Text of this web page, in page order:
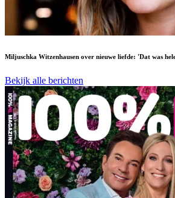
Miljuschka Witzenhausen over nieuwe liefde: 'Dat was
Bekijk alle berichten